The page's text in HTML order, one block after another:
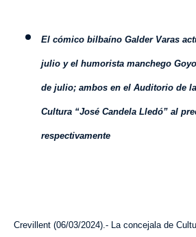
El cómico bilbaíno Galder Varas
julio y el humorista manchego
de julio; ambos en el Auditorio de
Cultura “José Candela Lledó” al
respectivamente
Crevillent (06/03/2024).- La concejala de